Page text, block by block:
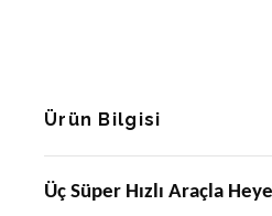
Ürün Bilgisi
Üç Süper Hızlı Araçla